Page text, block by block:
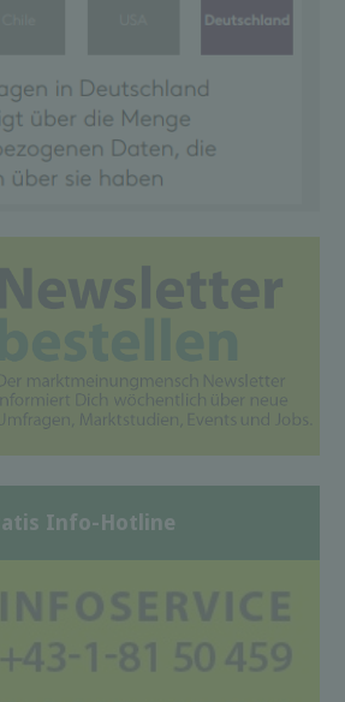
Info-Hotline